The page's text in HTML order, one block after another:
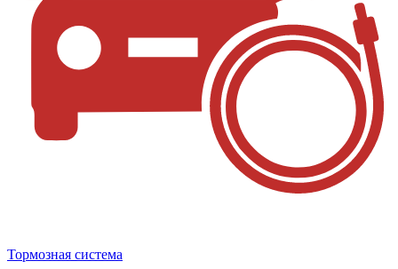
Тормозная система